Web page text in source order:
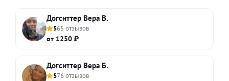
Догситтер Вера В.
565 отзывов
от 1250 ₽
Догситтер Вера Б.
576 отзывов